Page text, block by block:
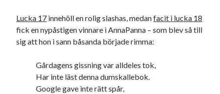
Sök
Lucka 17 innehöll en rolig slashas, medanfacit i lucka 18
fick en nypåstigen vinnare i AnnaPanna – som blev så till
sig att hon i sann båsanda började rimma:
Gårdagens gissning var alldeles tok,
Har inte läst denna dumskallebok.
Google gave inte rätt spår,